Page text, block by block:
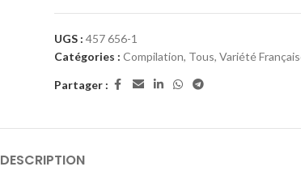
UGS : 457 656-1
Catégories : Compilation, Tous, Variété
Partager :
DESCRIPTION